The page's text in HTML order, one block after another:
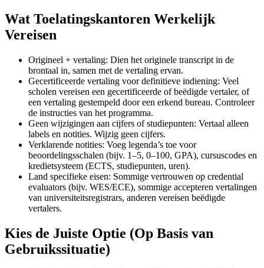
Wat Toelatingskantoren Werkelijk
Vereisen
Origineel + vertaling: Dien het originele transcript in de
brontaal in, samen met de vertaling ervan.
Gecertificeerde vertaling voor definitieve indiening: Veel
scholen vereisen een gecertificeerde of beëdigde vertaler, of
een vertaling gestempeld door een erkend bureau. Controleer
de instructies van het programma.
Geen wijzigingen aan cijfers of studiepunten: Vertaal alleen
labels en notities. Wijzig geen cijfers.
Verklarende notities: Voeg legenda’s toe voor
beoordelingsschalen (bijv. 1–5, 0–100, GPA), cursuscodes en
kredietsysteem (ECTS, studiepunten, uren).
Land specifieke eisen: Sommige vertrouwen op credential
evaluators (bijv. WES/ECE), sommige accepteren vertalingen
van universiteitsregistrars, anderen vereisen beëdigde
vertalers.
Kies de Juiste Optie (Op Basis van
Gebruikssituatie)